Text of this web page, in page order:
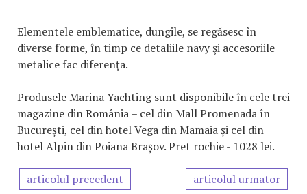
Elementele emblematice, dungile, se regăsesc în
diverse forme, în timp ce detaliile navy şi accesoriile
metalice fac diferenţa.
Produsele Marina Yachting sunt disponibile în cele trei
magazine din România – cel din Mall Promenada în
București, cel din hotel Vega din Mamaia și cel din
hotel Alpin din Poiana Brașov. Pret rochie - 1028 lei.
articolul precedent articolul urmator